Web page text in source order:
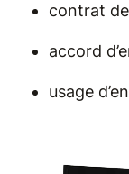
contrat
accord
usage